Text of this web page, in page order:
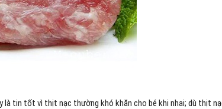
tin tốt vì thịt nạc thường khó khăn cho bé khi nhai; dù thịt